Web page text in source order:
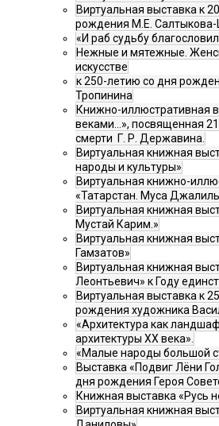
Виртуальная выставка к
рождения М.Е.
«И раб судьбу
Нежные и мятежные.
искусстве
к 250-летию со дня
Тропинина
Книжно-иллюстративная
веками…», посвященная
смерти Г. Р. Державина.
Виртуальная книжная
народы и культуры»
Виртуальная книжно-
«Татарстан. Муса
Виртуальная книжная
Мустай Карим.»
Виртуальная книжная
Гамзатов»
Виртуальная книжная
Леонтьевич» к Году
Виртуальная выставка к
рождения художника
«Архитектура как
архитектуры XX века».
«Малые народы большой
Выставка «Подвиг Лёни
дня рождения Героя
Книжная выставка «Русь
Виртуальная книжная